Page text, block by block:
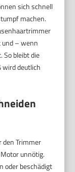
sich schnell
machen.
und – wenn
So bleibt die
wird deutlich
den Trimmer
unnötig.
oder beschädigt